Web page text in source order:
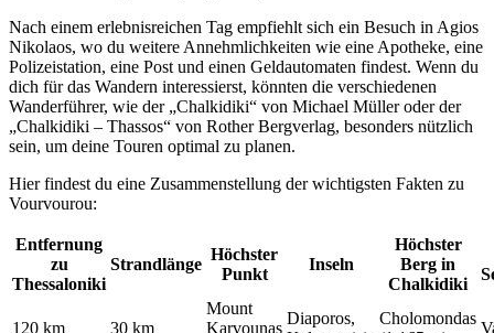
Nach einem erlebnisreichen Tag empfiehlt sich ein Besuch in Agios
Nikolaos, wo du weitere Annehmlichkeiten wie eine Apotheke, eine
Polizeistation, eine Post und einen Geldautomaten findest. Wenn du
dich für das Wandern interessierst, könnten die verschiedenen
Wanderführer, wie der „Chalkidiki“ von Michael Müller oder der
„Chalkidiki – Thassos“ von Rother Bergverlag, besonders nützlich
sein, um deine Touren optimal zu planen.
Hier findest du eine Zusammenstellung der wichtigsten Fakten zu
Vourvourou:
Entfernung
zu
Thessaloniki
Strandlänge
Höchster
Punkt
Inseln
Höchster
Berg in
Chalkidiki
120 km 30 km
Mount
Karvounas
Diaporos,
Cholomondas